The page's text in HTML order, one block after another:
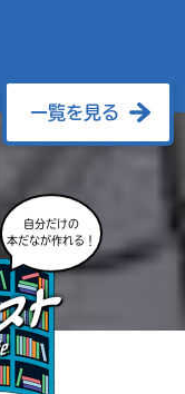
一覧を見る
自分だけの
本だなが作れる！